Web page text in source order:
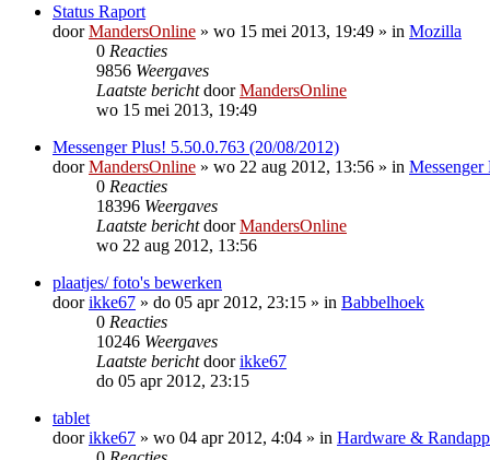
Status Raport
doorMandersOnline » wo 15 mei 2013, 19:49 » in Mozilla
0 Reacties
9856 Weergaves
Laatste berichtdoorMandersOnline
wo 15 mei 2013, 19:49
Messenger Plus! 5.50.0.763 (20/08/2012)
doorMandersOnline » wo 22 aug 2012, 13:56 » in
0 Reacties
18396 Weergaves
Laatste berichtdoorMandersOnline
wo 22 aug 2012, 13:56
plaatjes/ foto's bewerken
doorikke67 » do 05 apr 2012, 23:15 » in Babbelhoek
0 Reacties
10246 Weergaves
Laatste berichtdoorikke67
do 05 apr 2012, 23:15
tablet
doorikke67 » wo 04 apr 2012, 4:04 » in Hardware &